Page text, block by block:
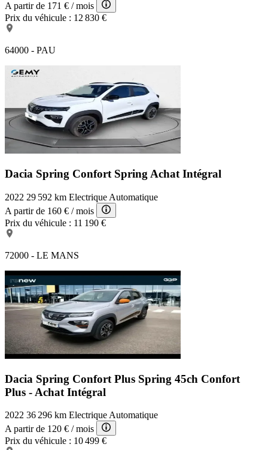
A partir de 171 € / mois
Prix du véhicule : 12 830 €
64000 - PAU
Dacia Spring Confort Spring Achat Intégral
2022 29 592 km Electrique Automatique
A partir de 160 € / mois
Prix du véhicule : 11 190 €
72000 - LE MANS
Dacia Spring Confort Plus Spring 45ch Confort
Plus - Achat Intégral
2022 36 296 km Electrique Automatique
A partir de 120 € / mois
Prix du véhicule : 10 499 €